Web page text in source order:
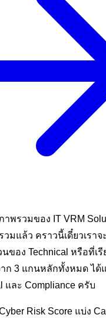
าพรวมของ IT VRM
มแล้ว คราวนี้เดี๋ยวเราจ
ของ Technical หรือที่เรี
าก 3 แกนหลักทั้งหมด ได้
และ Compliance ครับ
Risk Score แบ่ง